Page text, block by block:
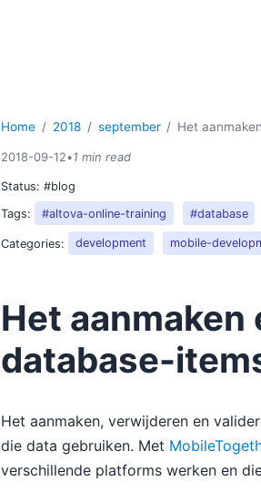
Home 2018 september Het
2018-09-12•1 min read
Status:#blog
Tags:
#altova-online-training #database
Categories: development mobile-
Het
database-
Het aanmaken, verwijderen en
die data gebruiken. Met
verschillende platforms werken en